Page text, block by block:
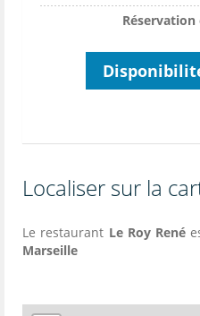
Réservation
Localiser sur la
Le restaurant Le Roy René
Marseille